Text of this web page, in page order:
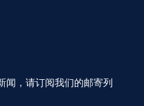
闻，请订阅我们的邮寄列